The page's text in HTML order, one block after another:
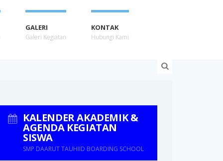
GALERI
Galeri Kegiatan
KONTAK
Hubungi Kami
KALENDER AKADEMIK &
AGENDA KEGIATAN
SISWA
SMP DAARUT TAUHIID BOARDING SCHOOL